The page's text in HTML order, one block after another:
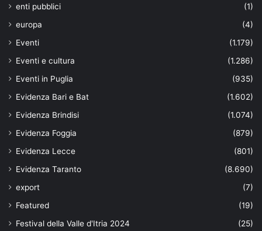
enti pubblici
(1)
europa
(4)
Eventi
(1.179)
Eventi e cultura
(1.286)
Eventi in Puglia
(935)
Evidenza Bari e Bat
(1.602)
Evidenza Brindisi
(1.074)
Evidenza Foggia
(879)
Evidenza Lecce
(801)
Evidenza Taranto
(8.690)
export
(7)
Featured
(19)
Festival della Valle d'Itria 2024
(25)